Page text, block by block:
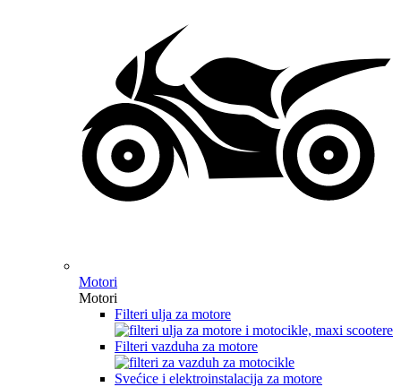
Motori
Motori
Filteri ulja za motore
Filteri vazduha za motore
Svećice i elektroinstalacija za motore